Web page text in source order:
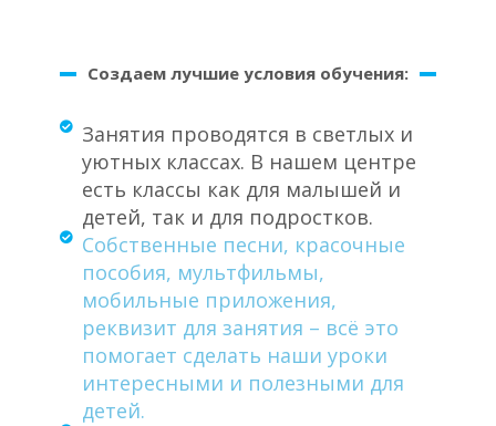
Создаем лучшие условия обучения:
Занятия проводятся в светлых и
уютных классах. В нашем центре
есть классы как для малышей и
детей, так и для подростков.
Собственные песни, красочные
пособия, мультфильмы,
мобильные приложения,
реквизит для занятия – всё это
помогает сделать наши уроки
интересными и полезными для
детей.